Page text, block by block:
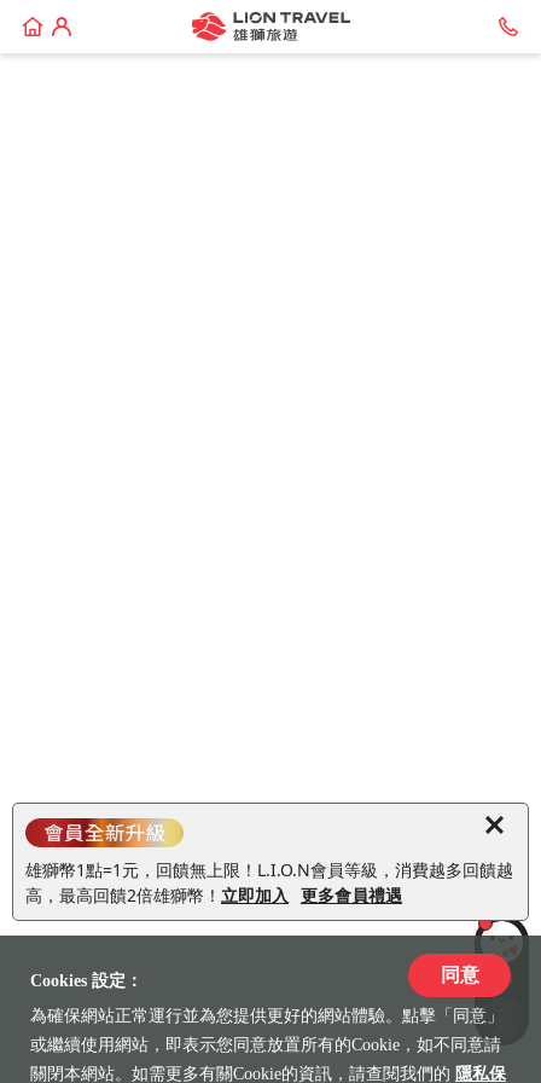
雄獅幣1點=1元，回饋無上限！L.I.O.N會員等級，消費越多回饋越
高，最高回饋2倍雄獅幣！ 立即加入 更多會員禮遇
LiLi
收藏
Cookies 設定：
為確保網站正常運行並為您提供更好的網站體驗。點擊「同意」
或繼續使用網站，即表示您同意放置所有的Cookie，如不同意請
關閉本網站。如需更多有關Cookie的資訊，請查閱我們的 隱私保
同意